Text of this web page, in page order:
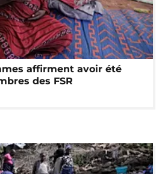
affirment avoir été
des FSR